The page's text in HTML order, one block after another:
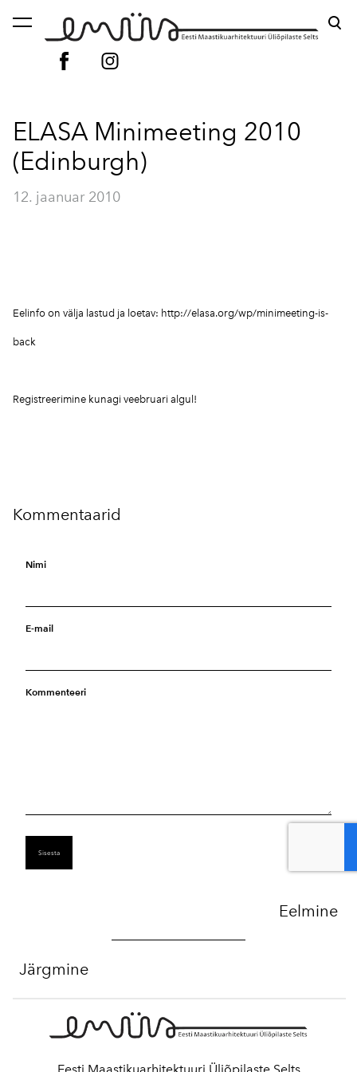
lisati ostukorvi. Vaata ostukorvi
ELASA Minimeeting 2010
(Edinburgh)
12. jaanuar 2010
Eelinfo on välja lastud ja loetav: http://elasa.org/wp/minimeeting-is-
back
Registreerimine kunagi veebruari algul!
Kommentaarid
Nimi
E-mail
Kommenteeri
Eelmine
Järgmine